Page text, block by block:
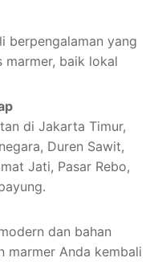
berpengalaman yang
marmer, baik lokal
di Jakarta Timur,
Duren Sawit,
Jati, Pasar Rebo,
dan bahan
marmer Anda kembali